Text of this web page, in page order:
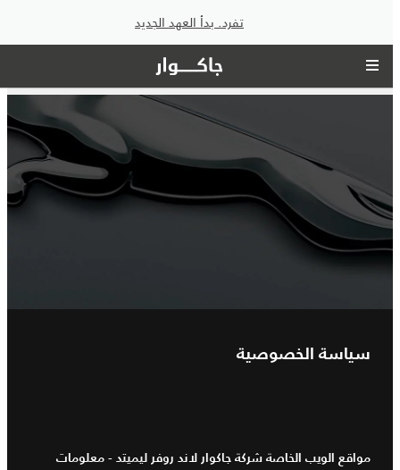
تفرد. بدأ العهد الجديد
سياسة الخصوصية
مواقع الويب الخاصة شركة جاكوار لاند روفر ليميتد - معلومات